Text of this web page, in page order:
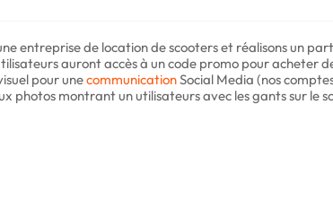
entreprise de location de scooters et réalisons un
auront accès à un code promo pour acheter
pour unecommunicationSocial Media (nos
photos montrant un utilisateurs avec les gants sur le